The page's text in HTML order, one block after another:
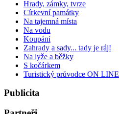
Hrady, zámky, tvrze
Církevní památky
Na tajemná místa
Na vodu
Koupání
Zahrady a sady... tady je ráj!
Na lyže a běžky
S kočárkem
Turistický průvodce ON LINE
Publicita